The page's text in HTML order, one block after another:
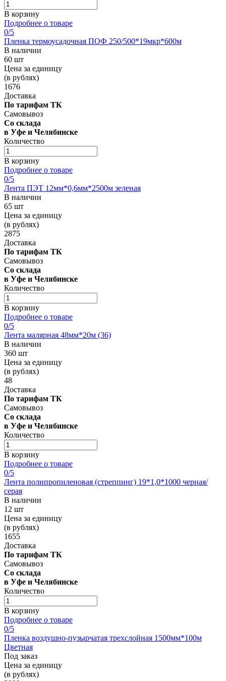
В корзину
Подробнее о товаре
0/5
Пленка термоусадочная ПОФ 250/500*19мкр*600м
В наличии
60 шт
Цена за единицу
(в рублях)
1676
Доставка
По тарифам ТК
Самовывоз
Со склада
в Уфе и Челябинске
Количество
В корзину
Подробнее о товаре
0/5
Лента ПЭТ 12мм*0,6мм*2500м зеленая
В наличии
65 шт
Цена за единицу
(в рублях)
2875
Доставка
По тарифам ТК
Самовывоз
Со склада
в Уфе и Челябинске
Количество
В корзину
Подробнее о товаре
0/5
Лента малярная 48мм*20м (36)
В наличии
360 шт
Цена за единицу
(в рублях)
48
Доставка
По тарифам ТК
Самовывоз
Со склада
в Уфе и Челябинске
Количество
В корзину
Подробнее о товаре
0/5
Лента полипропиленовая (стреппинг) 19*1,0*1000 черная/
серая
В наличии
12 шт
Цена за единицу
(в рублях)
1655
Доставка
По тарифам ТК
Самовывоз
Со склада
в Уфе и Челябинске
Количество
В корзину
Подробнее о товаре
0/5
Пленка воздушно-пузырчатая трехслойная 1500мм*100м
Цветная
Под заказ
Цена за единицу
(в рублях)